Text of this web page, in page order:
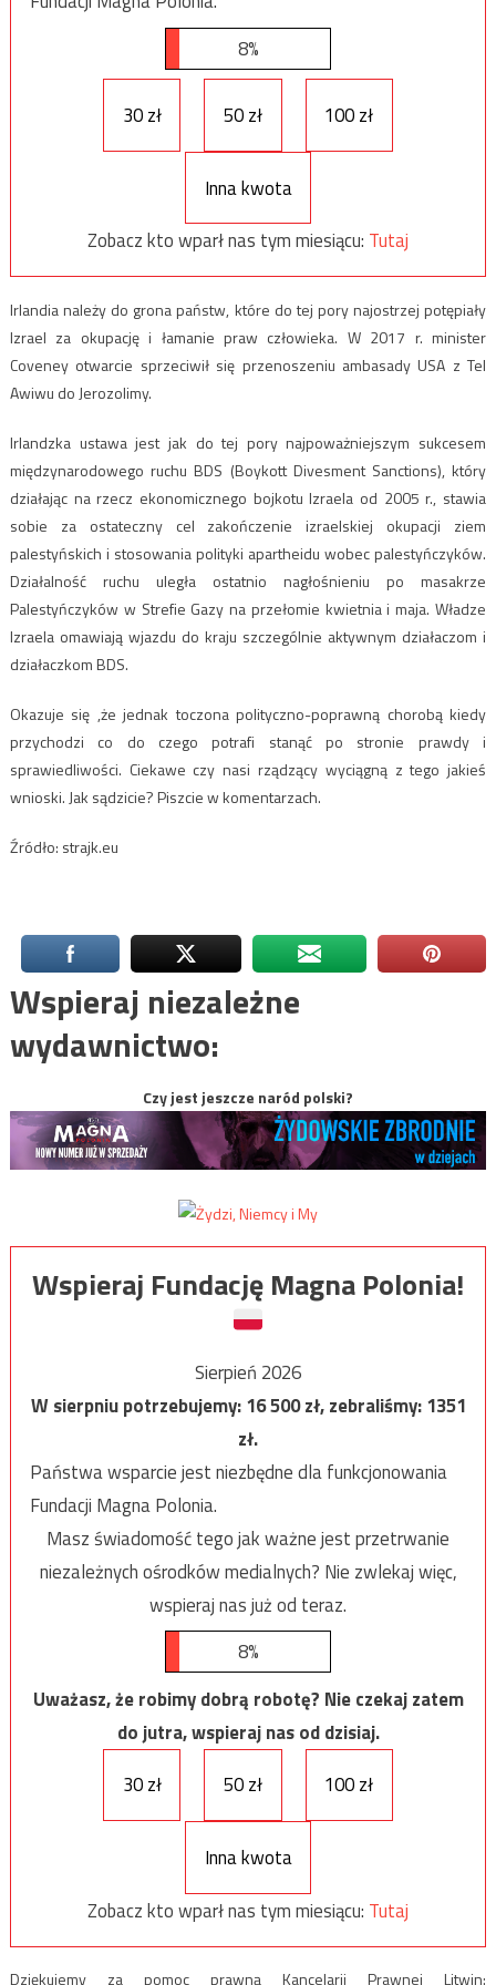
8%
30 zł 50 zł 100 zł
Inna kwota
Zobacz kto wparł nas tym miesiącu: Tutaj
Irlandia należy do grona państw, które do tej pory najostrzej potępiały
Izrael za okupację i łamanie praw człowieka. W 2017 r. minister
Coveney otwarcie sprzeciwił się przenoszeniu ambasady USA z Tel
Awiwu do Jerozolimy.
Irlandzka ustawa jest jak do tej pory najpoważniejszym sukcesem
międzynarodowego ruchu BDS (Boykott Divesment Sanctions), który
działając na rzecz ekonomicznego bojkotu Izraela od 2005 r., stawia
sobie za ostateczny cel zakończenie izraelskiej okupacji ziem
palestyńskich i stosowania polityki apartheidu wobec palestyńczyków.
Działalność ruchu uległa ostatnio nagłośnieniu po masakrze
Palestyńczyków w Strefie Gazy na przełomie kwietnia i maja. Władze
Izraela omawiają wjazdu do kraju szczególnie aktywnym działaczom i
działaczkom BDS.
Okazuje się ,że jednak toczona polityczno-poprawną chorobą kiedy
przychodzi co do czego potrafi stanąć po stronie prawdy i
sprawiedliwości. Ciekawe czy nasi rządzący wyciągną z tego jakieś
wnioski. Jak sądzicie? Piszcie w komentarzach.
Źródło: strajk.eu
Wspieraj niezależne
wydawnictwo:
Czy jest jeszcze naród polski?
Wspieraj Fundację Magna Polonia!
Sierpień 2026
W sierpniu potrzebujemy:16 500zł, zebraliśmy:1351
zł.
Państwa wsparcie jest niezbędne dla funkcjonowania
Fundacji Magna Polonia.
Masz świadomość tego jak ważne jest przetrwanie
niezależnych ośrodków medialnych? Nie zwlekaj więc,
wspieraj nas już od teraz.
8%
Uważasz, że robimy dobrą robotę? Nie czekaj zatem
do jutra, wspieraj nas od dzisiaj.
30 zł
50 zł 100 zł
Inna kwota
Zobacz kto wparł nas tym miesiącu: Tutaj
Dziękujemy za pomoc prawną Kancelarii Prawnej Litwin: